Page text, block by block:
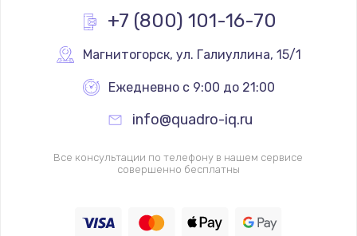
+7 (800) 101-16-70
Магнитогорск, ул. Галиуллина, 15/1
Ежедневно с 9:00 до 21:00
info@quadro-iq.ru
Все консультации по телефону в нашем сервисе
совершенно бесплатны